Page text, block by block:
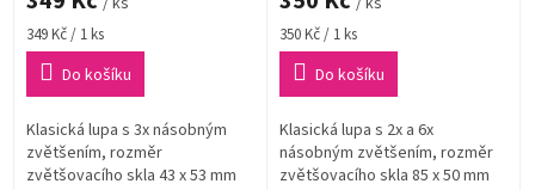
Měrná
cena:
349 Kč / 1 ks
Do košíku
Klasická lupa s 3x násobným
zvětšením, rozměr
zvětšovacího skla 43 x 53 mm
Měrná
cena:
350 Kč / 1 ks
Do košíku
Klasická lupa s 2x a 6x
násobným zvětšením, rozměr
zvětšovacího skla 85 x 50 mm